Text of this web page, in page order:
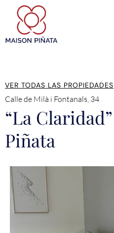
VER TODAS LAS PROPIEDADES
Calle de Milà i Fontanals, 34
“La
Piñata